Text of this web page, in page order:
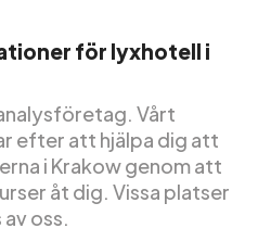
för lyxhotell i
Vårt
efter att hjälpa dig att
i Krakow genom att
åt dig. Vissa platser
oss.